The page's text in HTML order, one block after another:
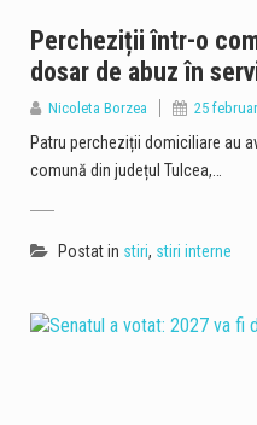
Percheziții într-o
dosar de abuz în
Nicoleta Borzea 25
Patru percheziții domiciliare au
comună din județul Tulcea,…
Postat in stiri, stiri interne